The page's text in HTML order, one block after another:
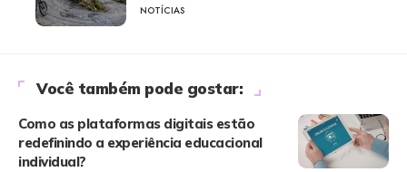
NOTÍCIAS
Você também pode gostar:
Como as plataformas digitais estão
redefinindo a experiência educacional
individual?